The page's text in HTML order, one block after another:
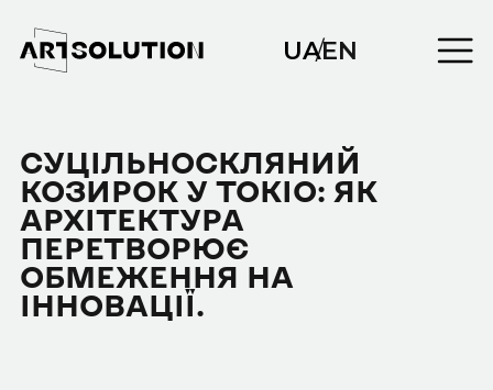
UAEN
/
СУЦІЛЬНОСКЛЯНИЙ
КОЗИРОК У ТОКІО: ЯК
АРХІТЕКТУРА
ПЕРЕТВОРЮЄ
ОБМЕЖЕННЯ НА
ІННОВАЦІЇ.